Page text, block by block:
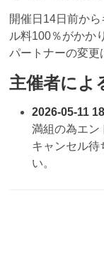
開催日14日前か
ル料100％がかか
パートナーの変更
主催者によ
2026-05-11
満組の為エン
キャンセル待
い。